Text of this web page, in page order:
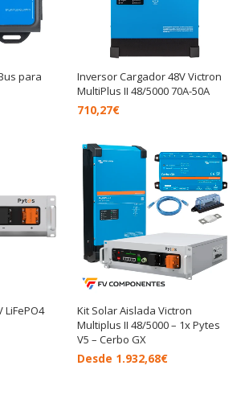
para
Inversor Cargador 48V Victron
MultiPlus II 48/5000 70A-50A
710,27€
LiFePO4
Kit Solar Aislada Victron
Multiplus II 48/5000 – 1x Pytes
V5 – Cerbo GX
Desde 1.932,68€